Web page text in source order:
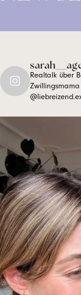
Realtalk über
Zwillingsmama